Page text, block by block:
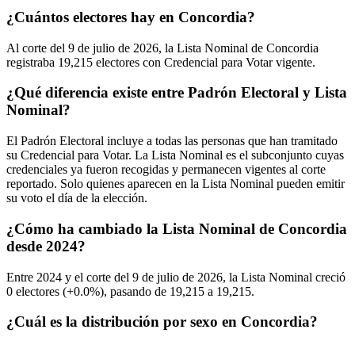
¿Cuántos electores hay en Concordia?
Al corte del 9 de julio de 2026, la Lista Nominal de Concordia
registraba 19,215 electores con Credencial para Votar vigente.
¿Qué diferencia existe entre Padrón Electoral y Lista
Nominal?
El Padrón Electoral incluye a todas las personas que han tramitado
su Credencial para Votar. La Lista Nominal es el subconjunto cuyas
credenciales ya fueron recogidas y permanecen vigentes al corte
reportado. Solo quienes aparecen en la Lista Nominal pueden emitir
su voto el día de la elección.
¿Cómo ha cambiado la Lista Nominal de Concordia
desde 2024?
Entre 2024 y el corte del 9 de julio de 2026, la Lista Nominal creció
0 electores (+0.0%), pasando de 19,215 a 19,215.
¿Cuál es la distribución por sexo en Concordia?